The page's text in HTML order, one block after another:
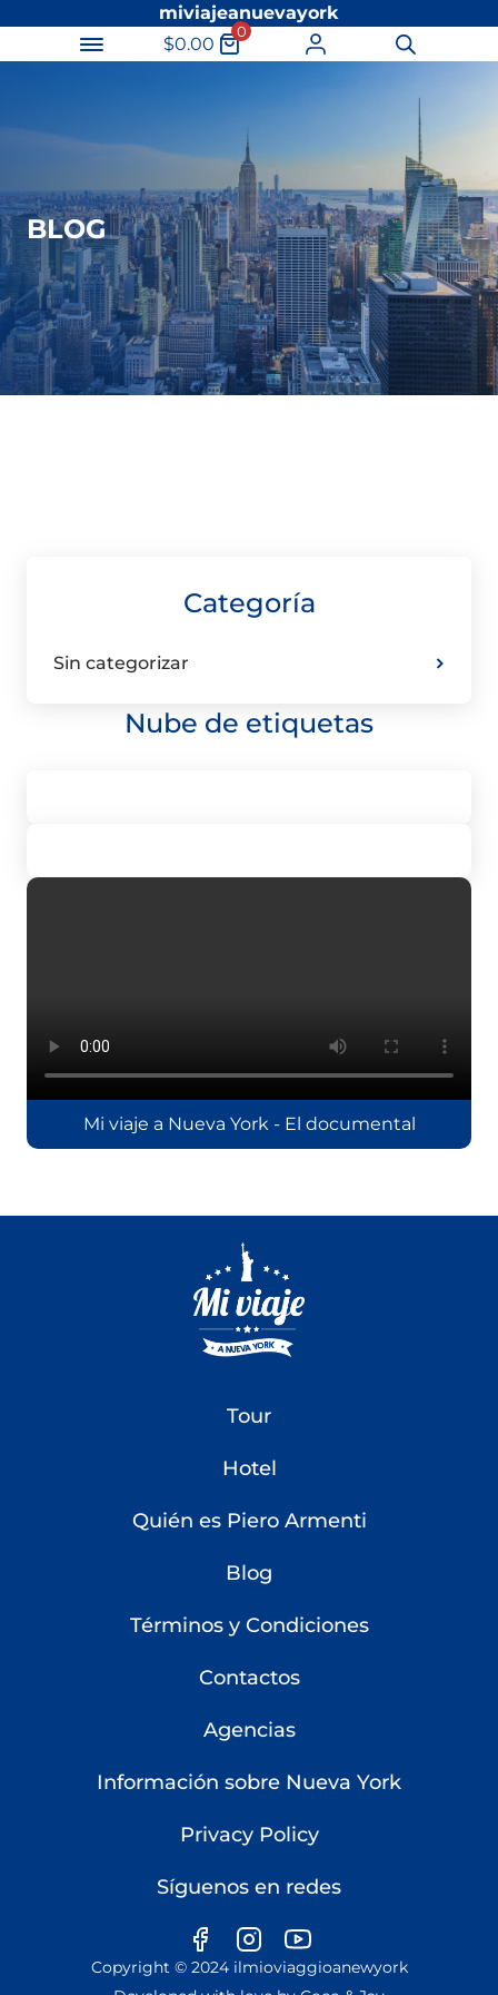
miviajeanuevayork
$0.00
0
Búsqueda
BLOG
Categoría
Sin categorizar
Nube de etiquetas
Mi viaje a Nueva York - El documental
Tour
Hotel
Quién es Piero Armenti
Blog
Términos y Condiciones
Contactos
Agencias
Información sobre Nueva York
Privacy Policy
Síguenos en redes
Copyright © 2024 ilmioviaggioanewyork